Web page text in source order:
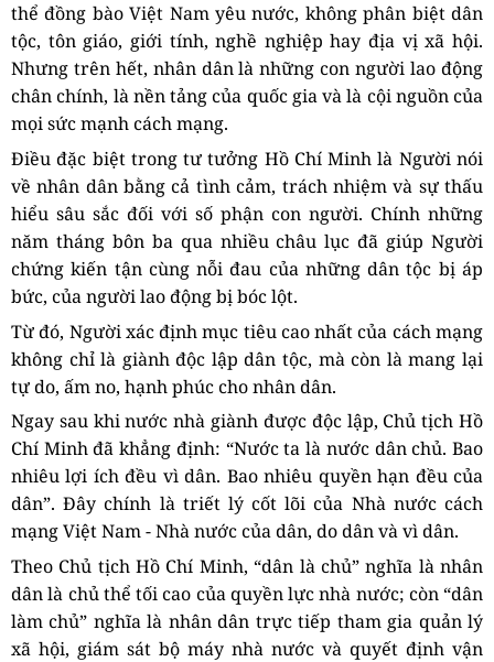
thể đồng bào Việt Nam yêu nước, không phân biệt dân
tộc, tôn giáo, giới tính, nghề nghiệp hay địa vị xã hội.
Nhưng trên hết, nhân dân là những con người lao động
chân chính, là nền tảng của quốc gia và là cội nguồn của
mọi sức mạnh cách mạng.
Điều đặc biệt trong tư tưởng Hồ Chí Minh là Người nói
về nhân dân bằng cả tình cảm, trách nhiệm và sự thấu
hiểu sâu sắc đối với số phận con người. Chính những
năm tháng bôn ba qua nhiều châu lục đã giúp Người
chứng kiến tận cùng nỗi đau của những dân tộc bị áp
bức, của người lao động bị bóc lột.
Từ đó, Người xác định mục tiêu cao nhất của cách mạng
không chỉ là giành độc lập dân tộc, mà còn là mang lại
tự do, ấm no, hạnh phúc cho nhân dân.
Ngay sau khi nước nhà giành được độc lập, Chủ tịch Hồ
Chí Minh đã khẳng định: “Nước ta là nước dân chủ. Bao
nhiêu lợi ích đều vì dân. Bao nhiêu quyền hạn đều của
dân”. Đây chính là triết lý cốt lõi của Nhà nước cách
mạng Việt Nam - Nhà nước của dân, do dân và vì dân.
Theo Chủ tịch Hồ Chí Minh, “dân là chủ” nghĩa là nhân
dân là chủ thể tối cao của quyền lực nhà nước; còn “dân
làm chủ” nghĩa là nhân dân trực tiếp tham gia quản lý
xã hội, giám sát bộ máy nhà nước và quyết định vận